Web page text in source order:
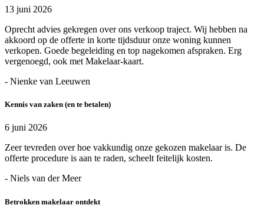
13 juni 2026
Oprecht advies gekregen over ons verkoop traject. Wij hebben na
akkoord op de offerte in korte tijdsduur onze woning kunnen
verkopen. Goede begeleiding en top nagekomen afspraken. Erg
vergenoegd, ook met Makelaar-kaart.
- Nienke van Leeuwen
Kennis van zaken (en te betalen)
6 juni 2026
Zeer tevreden over hoe vakkundig onze gekozen makelaar is. De
offerte procedure is aan te raden, scheelt feitelijk kosten.
- Niels van der Meer
Betrokken makelaar ontdekt